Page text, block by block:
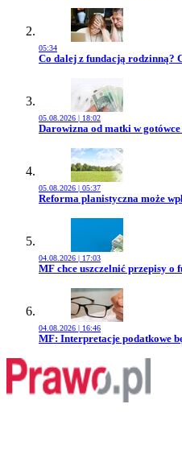
05:34
Przejdź do artykułu:
Co dalej z fundacją rodzinną?
05.08.2026 | 18:02
Przejdź do artykułu:
Darowizna od matki w
05.08.2026 | 05:37
Przejdź do artykułu:
Reforma planistyczna może
04.08.2026 | 17:03
Przejdź do artykułu:
MF chce uszczelnić przepisy o
04.08.2026 | 16:46
Przejdź do artykułu:
MF: Interpretacje podatkowe